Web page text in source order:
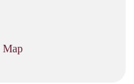
Map